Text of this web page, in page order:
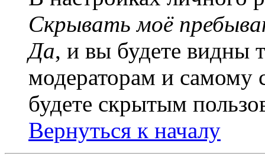
Скрывать моё
Да, и вы будете видны
модераторам и самому
будете скрытым
Вернуться к началу